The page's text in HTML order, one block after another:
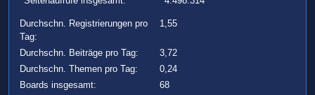
Durchschn. Registrierungen pro
Tag:
1,55
Durchschn. Beiträge pro Tag:
3,72
Durchschn. Themen pro Tag:
0,24
Boards insgesamt:
68